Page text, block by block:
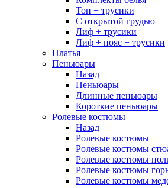
Топ + трусики
С открытой грудью
Лиф + трусики
Лиф + пояс + трусики
Платья
Пеньюары
Назад
Пеньюары
Длинные пеньюары
Короткие пеньюары
Ролевые костюмы
Назад
Ролевые костюмы
Ролевые костюмы
Ролевые костюмы
Ролевые костюмы
Ролевые костюмы